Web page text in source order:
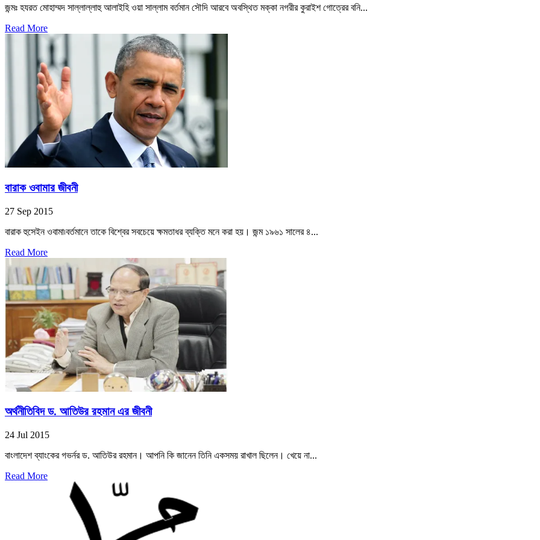
জন্মঃ হযরত মোহাম্মদ সাল্লাল্লাহু আলাইহি ওয়া সাল্লাম বর্তমান সৌদি আরবে অবস্থিত মক্কা নগরীর কুরাইশ গোত্রের বনি...
Read More
বারাক ওবামার জীবনী
27 Sep 2015
বারাক হুসেইন ওবামা৷বর্তমানে তাকে বিশ্বের সবচেয়ে ক্ষমতাধর ব্যক্তি মনে করা হয়। জন্ম ১৯৬১ সালের ৪...
Read More
অর্থনীতিবিদ ড. আতিউর রহমান এর জীবনী
24 Jul 2015
বাংলাদেশ ব্যাংকের গভর্নর ড. আতিউর রহমান। আপনি কি জানেন তিনি একসময় রাখাল ছিলেন। খেয়ে না...
Read More